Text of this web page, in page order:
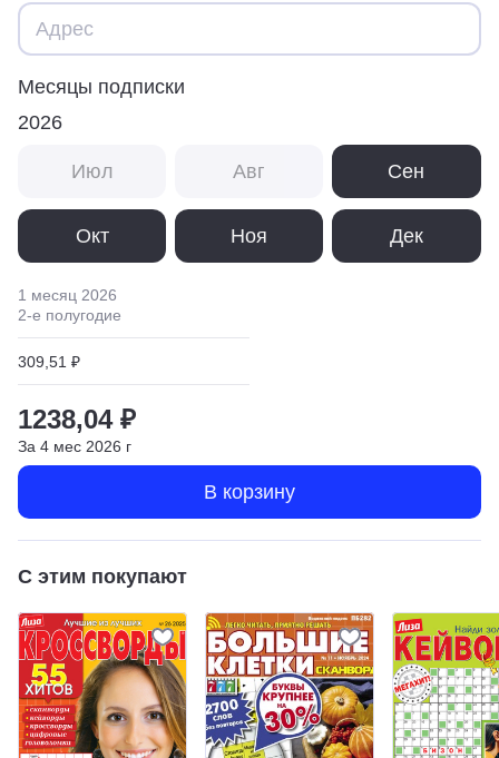
Месяцы подписки
2026
Июл Авг Сен
Окт Ноя Дек
1 месяц 2026
2-е полугодие
309,51 ₽
1238,04 ₽
За 4 мес 2026 г
В корзину
С этим покупают